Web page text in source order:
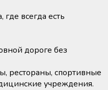
всегда есть
дороге без
рестораны, спортивные
учреждения.